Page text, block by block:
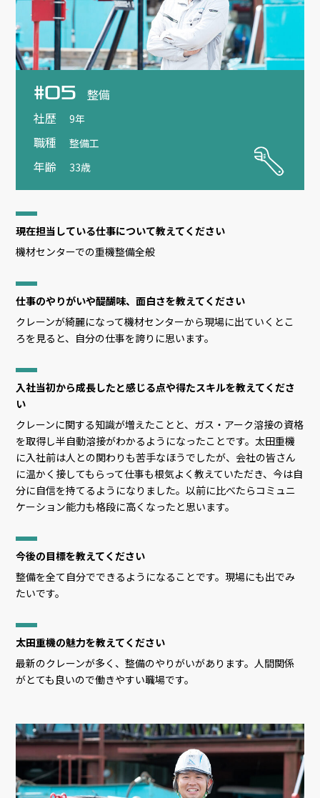
#05
整備
社歴
9年
職種 整備工
年齢 33歳
現在担当している仕事について教えてください
機材センターでの重機整備全般
仕事のやりがいや醍醐味、面白さを教えてください
クレーンが綺麗になって機材センターから現場に出ていくとこ
ろを見ると、自分の仕事を誇りに思います。
入社当初から成長したと感じる点や得たスキルを教えてくださ
い
クレーンに関する知識が増えたことと、ガス・アーク溶接の資格
を取得し半自動溶接がわかるようになったことです。太田重機
に入社前は人との関わりも苦手なほうでしたが、会社の皆さん
に温かく接してもらって仕事も根気よく教えていただき、今は自
分に自信を持てるようになりました。以前に比べたらコミュニ
ケーション能力も格段に高くなったと思います。
今後の目標を教えてください
整備を全て自分でできるようになることです。現場にも出でみ
たいです。
太田重機の魅力を教えてください
最新のクレーンが多く、整備のやりがいがあります。人間関係
がとても良いので働きやすい職場です。